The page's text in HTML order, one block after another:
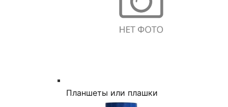
Планшеты или плашки